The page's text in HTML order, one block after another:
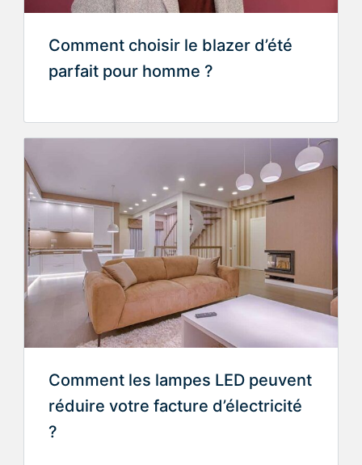
Comment choisir le blazer d’été
parfait pour homme ?
Comment les lampes LED peuvent
réduire votre facture d’électricité
?